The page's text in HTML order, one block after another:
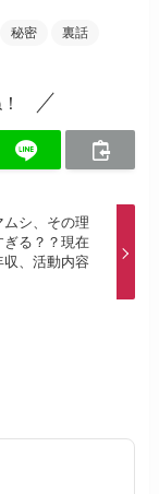
秘密 裏話
ムシ、その理
ぎる？？現在
収、活動内容